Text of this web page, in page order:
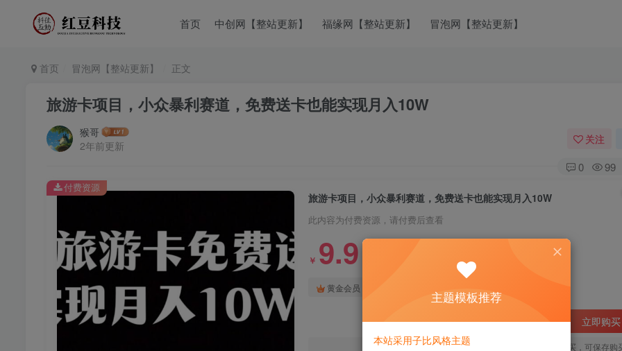
首页 中创网【整站更新】 福缘网【整站更新】 冒泡网【整站更新】
首页 冒泡网【整站更新】 正文
旅游卡项目，小众暴利赛道，免费送卡也能实现月入10W
猴哥
2年前更新
关注
0 99
旅游卡项目，小众暴利赛道，免费送卡也能实现月入10W
此内容为付费资源，请付费后查看
￥ 9.9
黄金会员
立即购买
您当前未登录！建议登陆后购买，可保存购
付费资源
主题模板推荐
本站采用子比风格主题